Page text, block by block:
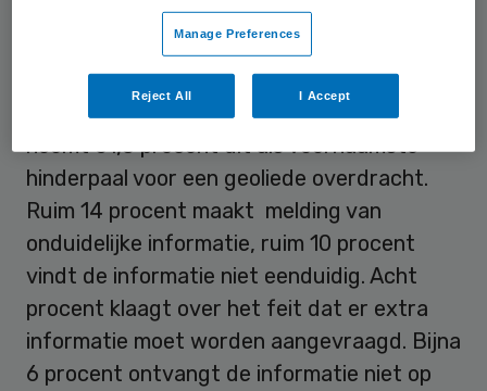
verpleegkundige zorg tussen
instellingen.Het meest genoemde knelpunt
is onvolledige informatie. Van de
respondenten die knelpunten ervaren
noemt 61,5 procent dit als voornaamste
hinderpaal voor een geoliede overdracht.
Ruim 14 procent maakt melding van
onduidelijke informatie, ruim 10 procent
vindt de informatie niet eenduidig. Acht
procent klaagt over het feit dat er extra
informatie moet worden aangevraagd. Bijna
6 procent ontvangt de informatie niet op
Manage Preferences
Reject All I Accept